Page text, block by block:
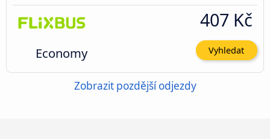
Economy
407 Kč
Vyhledat
Zobrazit pozdější odjezdy